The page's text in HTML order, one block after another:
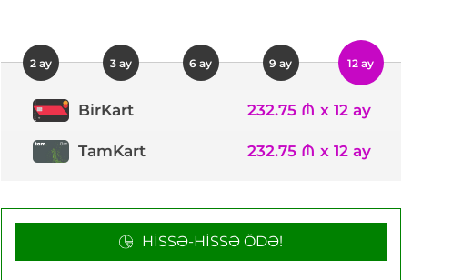
2 ay 3 ay 6 ay 9 ay 12 ay
BirKart 232.75 ₼ x 12 ay
TamKart 232.75 ₼ x 12 ay
HISSƏ-HISSƏ ÖDƏ!